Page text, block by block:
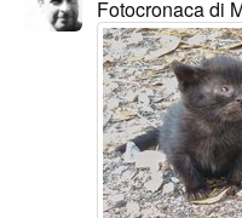
Fotocronaca di